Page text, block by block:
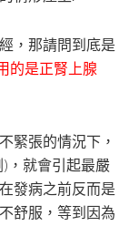
，那請問到底是
的是正腎上腺
緊張的情況下，
，就會引起最嚴
發病之前反而是
舒服，等到因為